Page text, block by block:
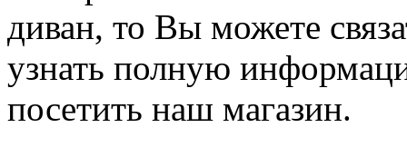
диван, то Вы можете
узнать полную
посетить наш магазин.